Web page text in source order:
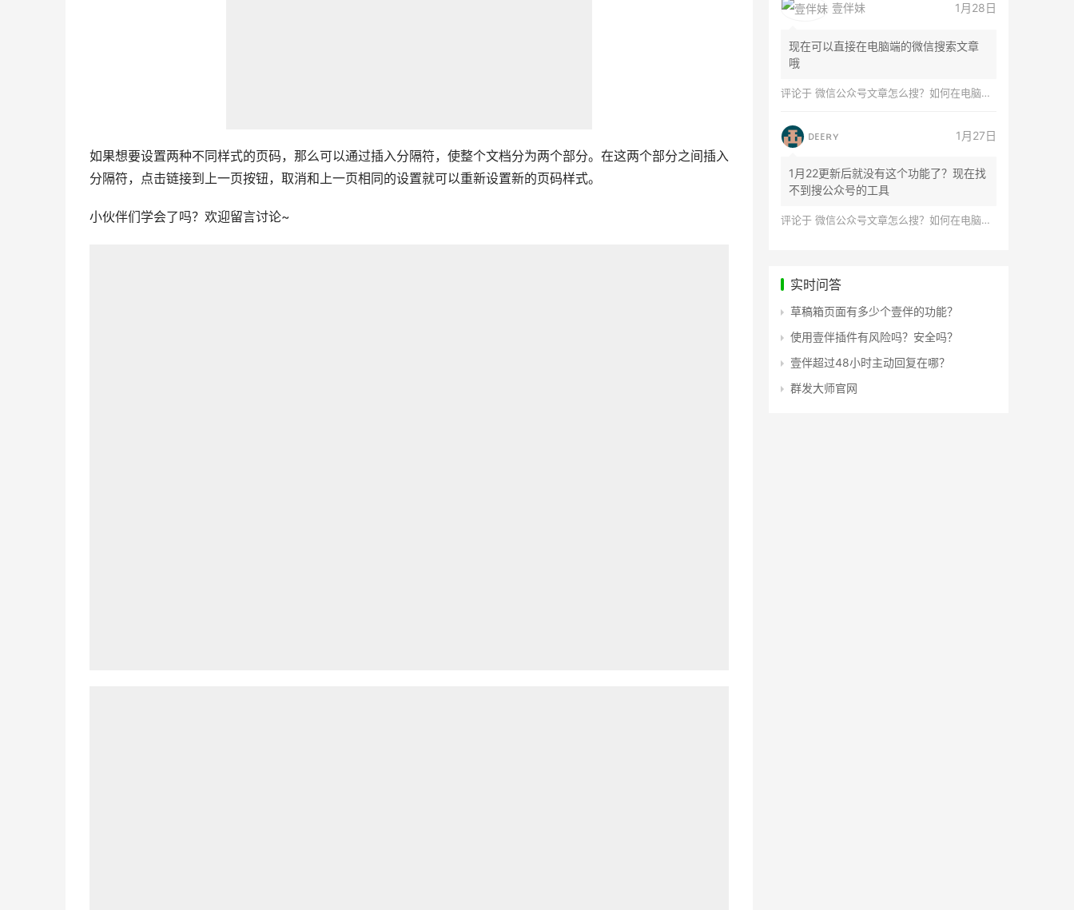
如果想要设置两种不同样式的页码，那么可以通过插入分隔符，使整个文档分为两个部分。在这两个部分之间插入
分隔符，点击链接到上一页按钮，取消和上一页相同的设置就可以重新设置新的页码样式。
小伙伴们学会了吗？欢迎留言讨论~
壹伴妹 1月28日
现在可以直接在电脑端的微信搜索文章
哦
评论于 微信公众号文章怎么搜？如何在电脑上搜索公众号文章？
ᴅᴇᴇʀʏ 1月27日
1月22更新后就没有这个功能了？现在找
不到搜公众号的工具
评论于 微信公众号文章怎么搜？如何在电脑上搜索公众号文章？
实时问答
草稿箱页面有多少个壹伴的功能？
使用壹伴插件有风险吗？安全吗？
壹伴超过48小时主动回复在哪？
群发大师官网